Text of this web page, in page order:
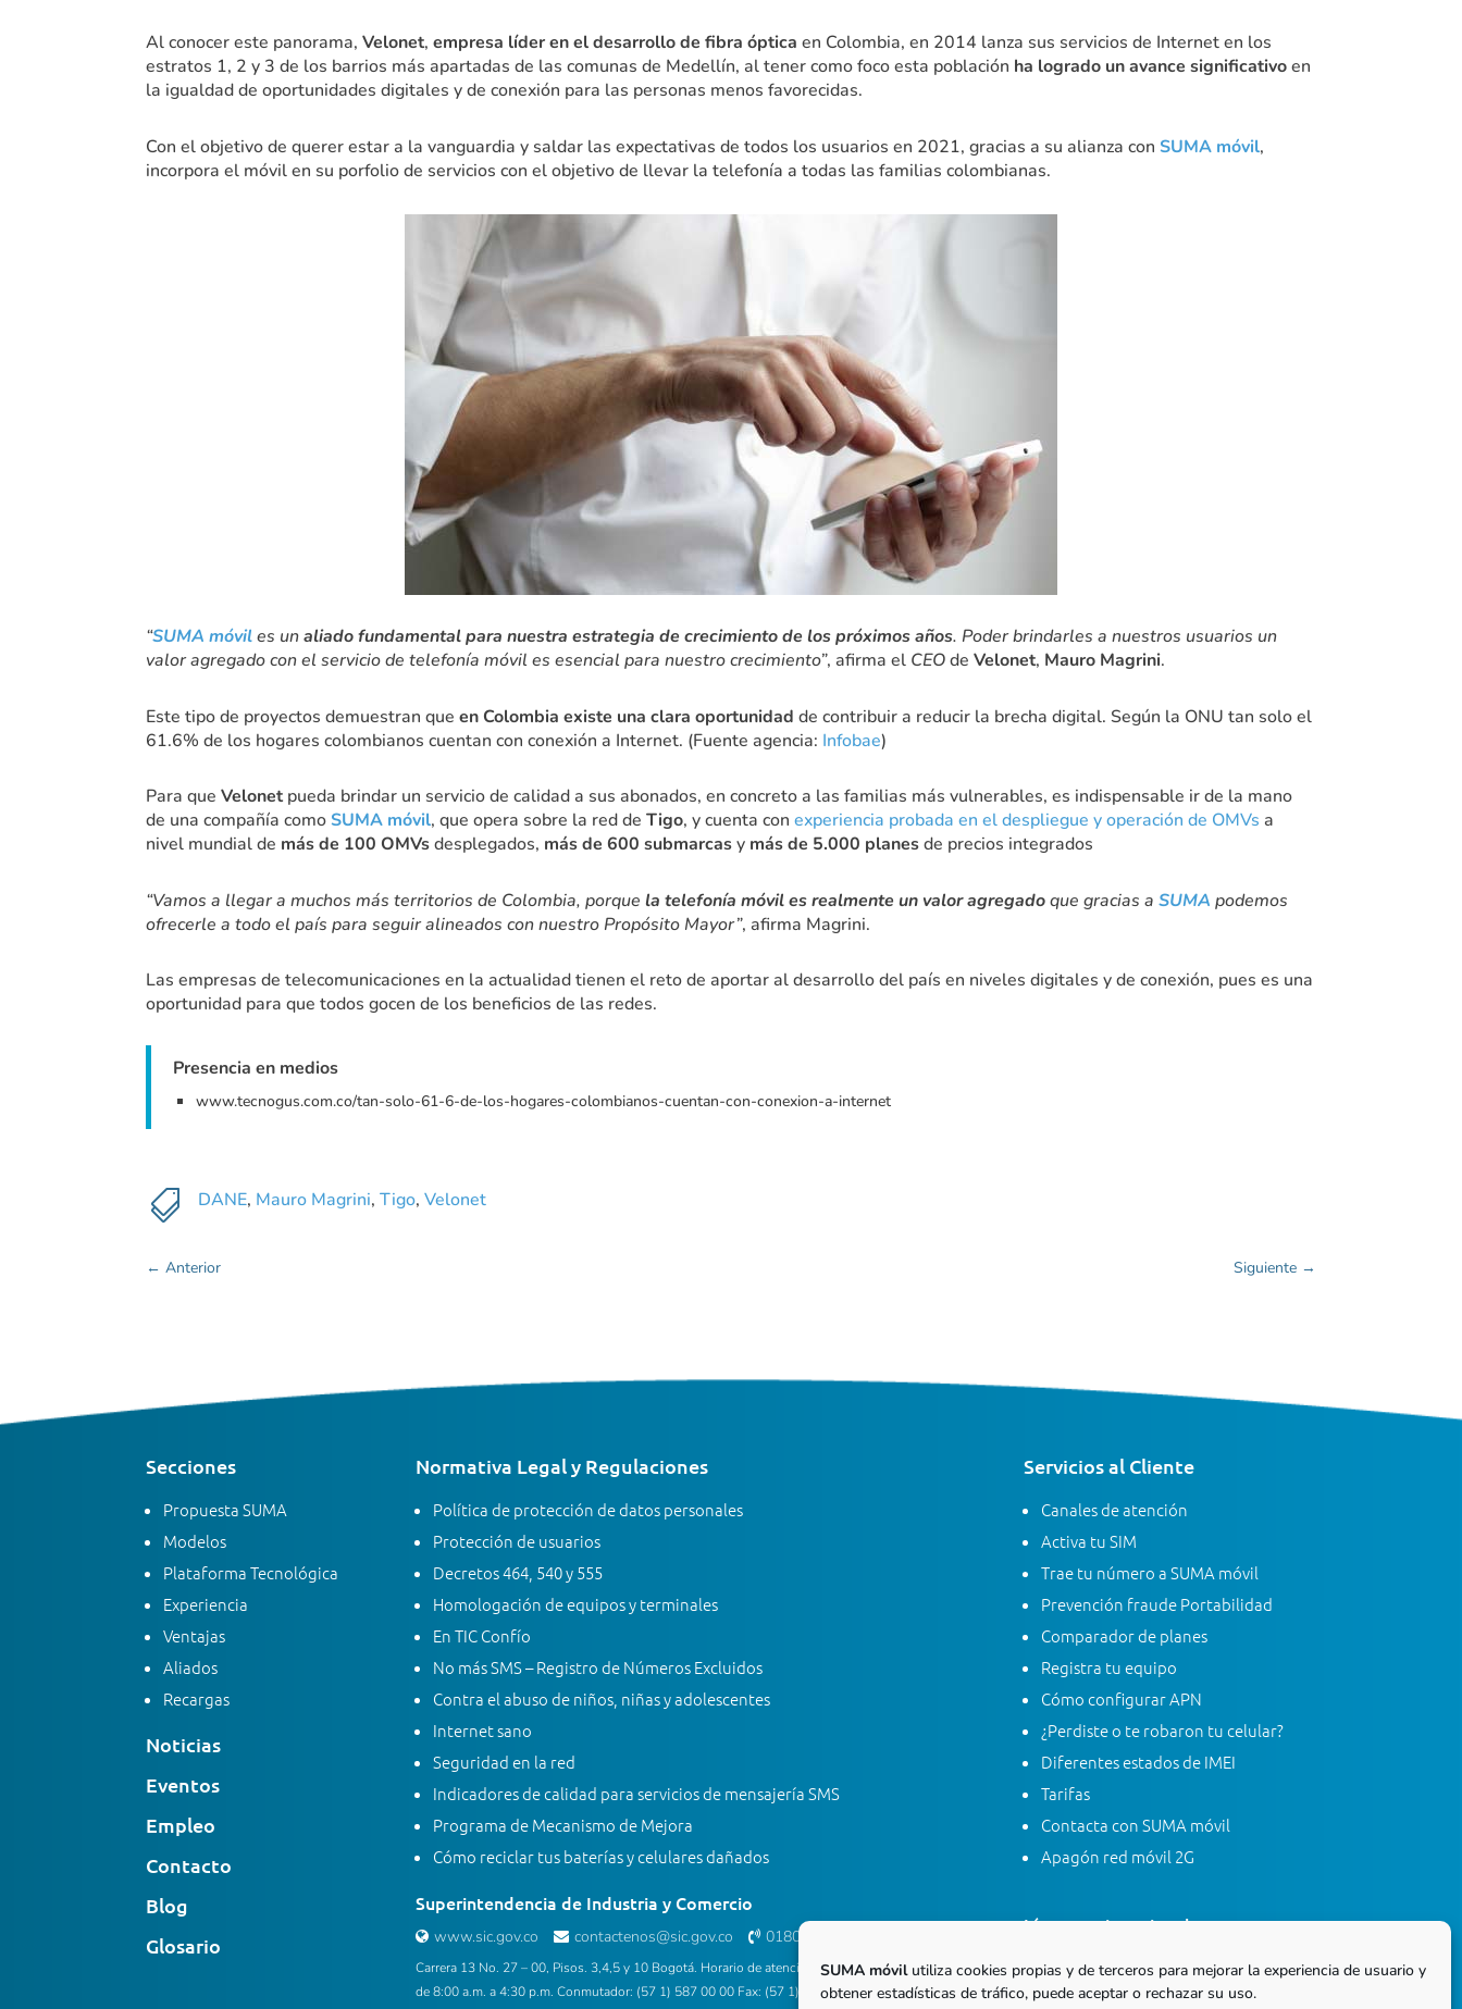
SUMA móvilutiliza cookies propias y de terceros para mejorar la experiencia de usuario y
obtener estadísticas de tráfico, puede aceptar o rechazar su uso.
Al conocer este panorama,Velonet,empresa líder en el desarrollo de fibra óptica en Colombia, en 2014 lanza sus servicios de Internet en los
estratos 1, 2 y 3 de los barrios más apartadas de las comunas de Medellín, al tener como foco esta población ha logrado un avance significativoen
la igualdad de oportunidades digitales y de conexión para las personas menos favorecidas.
Con el objetivo de querer estar a la vanguardia y saldar las expectativas de todos los usuarios en 2021, gracias a su alianza conSUMA móvil,
incorpora el móvil en su porfolio de servicios con el objetivo de llevar la telefonía a todas las familias colombianas.
“SUMA móviles unaliado fundamental para nuestra estrategia de crecimiento de los próximos años. Poder brindarles a nuestros usuarios un
valor agregado con el servicio de telefonía móvil es esencial para nuestro crecimiento”, afirma el CEOdeVelonet, Mauro Magrini.
Este tipo de proyectos demuestran queen Colombia existe una clara oportunidad de contribuir a reducir la brecha digital. Según la ONU tan solo el
61.6% de los hogares colombianos cuentan con conexión a Internet. (Fuente agencia: Infobae)
Para queVelonetpueda brindar un servicio de calidad a sus abonados, en concreto a las familias más vulnerables, es indispensable ir de la mano
de una compañía comoSUMA móvil, que opera sobre la red deTigo, y cuenta conexperiencia probada en el despliegue y operación de OMVs a
nivel mundial de más de 100 OMVsdesplegados, más de 600 submarcasy más de 5.000 planesde precios integrados
“Vamos a llegar a muchos más territorios de Colombia, porquela telefonía móvil es realmente un valor agregadoque gracias aSUMA podemos
ofrecerle a todo el país para seguir alineados con nuestro Propósito Mayor”, afirma Magrini.
Las empresas de telecomunicaciones en la actualidad tienen el reto de aportar al desarrollo del país en niveles digitales y de conexión, pues es una
oportunidad para que todos gocen de los beneficios de las redes.
Presencia en medios
www.tecnogus.com.co/tan-solo-61-6-de-los-hogares-colombianos-cuentan-con-conexion-a-internet
 DANE, Mauro Magrini, Tigo, Velonet
←Anterior Siguiente→
Secciones
Propuesta SUMA
Modelos
Plataforma Tecnológica
Experiencia
Ventajas
Aliados
Recargas
Noticias
Eventos
Empleo
Contacto
Blog
Glosario
Normativa Legal y Regulaciones
Política de protección de datos personales
Protección de usuarios
Decretos 464, 540 y 555
Homologación de equipos y terminales
En TIC Confío
No más SMS – Registro de Números Excluidos
Contra el abuso de niños, niñas y adolescentes
Internet sano
Seguridad en la red
Indicadores de calidad para servicios de mensajería SMS
Programa de Mecanismo de Mejora
Cómo reciclar tus baterías y celulares dañados
Superintendencia de Industria y Comercio
www.sic.gov.co contactenos@sic.gov.co 018000 910165
Carrera 13 No. 27 – 00, Pisos. 3,4,5 y 10 Bogotá. Horario de atención al público: Lunes a viernes
de 8:00 a.m. a 4:30 p.m. Conmutador: (57 1) 587 00 00 Fax: (57 1) 587 02 84 Contact center:
Servicios al Cliente
Canales de atención
Activa tu SIM
Trae tu número a SUMA móvil
Prevención fraude Portabilidad
Comparador de planes
Registra tu equipo
Cómo configurar APN
¿Perdiste o te robaron tu celular?
Diferentes estados de IMEI
Tarifas
Contacta con SUMA móvil
Apagón red móvil 2G
Línea gratis nacional
01 8000 415 268
Marca desde tu línea Fija